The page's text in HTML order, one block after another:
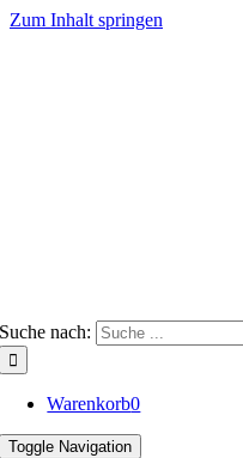
Zum Inhalt springen
Suche nach:
Warenkorb0
Toggle Navigation